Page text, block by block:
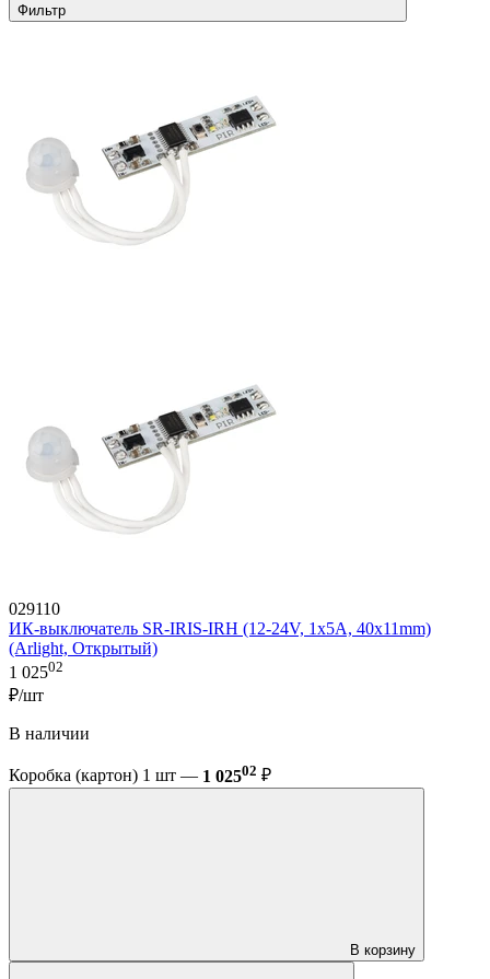
Фильтр
029110
ИК-выключатель SR-IRIS-IRH (12-24V, 1x5A, 40x11mm)
(Arlight, Открытый)
1 02502
₽/шт
В наличии
Коробка (картон) 1 шт — 1 02502 ₽
В корзину